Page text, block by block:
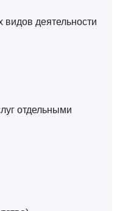
деятельности
отдельными